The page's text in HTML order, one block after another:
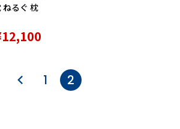
ねるぐ 枕
1 2